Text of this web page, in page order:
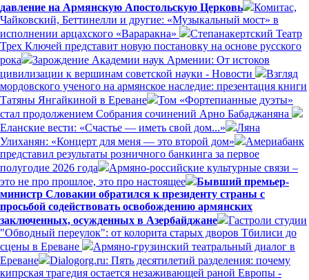
давление на Армянскую Апостольскую Церковь
Комитас,
Чайковский, Беттинелли и другие: «Музыкальный мост» в
исполнении арцахского «Вараракна»
Степанакертский Театр
Трех Ключей представит новую постановку на основе русского
рока
Зарождение Академии наук Армении: От истоков
цивилизации к вершинам советской науки - Новости
Взгляд
мордовского ученого на армянское наследие: презентация книги
Татяны Янгайкиной в Ереване
Том «Фортепианные дуэты»
стал продолжением Собрания сочинений Арно Бабаджаняна
Еланские вести: «Счастье — иметь свой дом...»
Ляна
Улиханян: «Концерт для меня — это второй дом»
Америабанк
представил результаты розничного банкинга за первое
полугодие 2026 года
Армяно-российские культурные связи –
это не про прошлое, это про настоящее
Бывший премьер-
министр Словакии обратился к президенту страны с
просьбой содействовать освобождению армянских
заключенных, осужденных в Азербайджане
Гастроли студии
"Обводный переулок": от колорита старых дворов Тбилиси до
сцены в Ереване
Армяно-грузинский театральный диалог в
Ереване
Dialogorg.ru: Пять десятилетий разделения: почему
кипрская трагедия остается незаживающей раной Европы -